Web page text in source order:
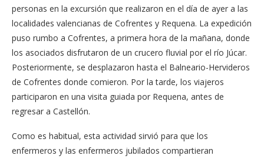
personas en la excursión que realizaron en el día de ayer a las
localidades valencianas de Cofrentes y Requena. La expedición
puso rumbo a Cofrentes, a primera hora de la mañana, donde
los asociados disfrutaron de un crucero fluvial por el río Júcar.
Posteriormente, se desplazaron hasta el Balneario-Hervideros
de Cofrentes donde comieron. Por la tarde, los viajeros
participaron en una visita guiada por Requena, antes de
regresar a Castellón.
Como es habitual, esta actividad sirvió para que los
enfermeros y las enfermeros jubilados compartieran